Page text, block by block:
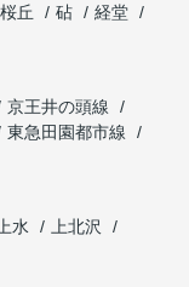
桜丘 砧
経堂
京王井の頭線
東急田園都市線
水
上北沢